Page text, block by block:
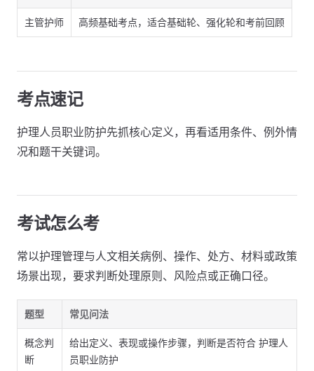
主管护师 高频基础考点，适合基础轮、强化轮和考前回顾
考点速记
护理人员职业防护先抓核心定义，再看适用条件、例外情
况和题干关键词。
考试怎么考
常以护理管理与人文相关病例、操作、处方、材料或政策
场景出现，要求判断处理原则、风险点或正确口径。
题型 常见问法
概念判
断
给出定义、表现或操作步骤，判断是否符合 护理人
员职业防护